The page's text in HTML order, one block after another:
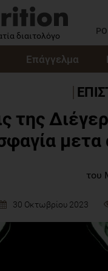
διαιτολόγο
Επάγγελμα
της
μετα
του
30 Οκτωβρίου 2023